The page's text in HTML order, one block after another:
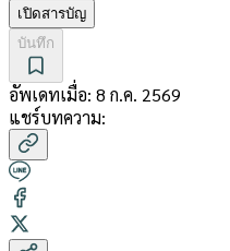
เปิดสารบัญ
บันทึก
อัพเดทเมื่อ: 8 ก.ค. 2569
แชร์บทความ: